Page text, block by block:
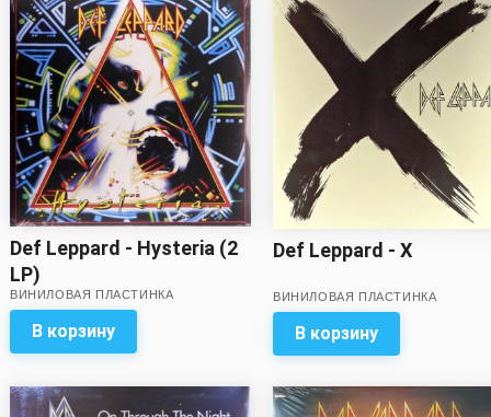
Def Leppard - Hysteria (2
LP)
ВИНИЛОВАЯ ПЛАСТИНКА
В корзину
Def Leppard - X
ВИНИЛОВАЯ ПЛАСТИНКА
В корзину